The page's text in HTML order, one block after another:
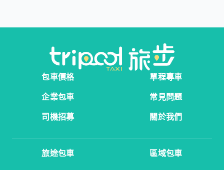
包車價格
單程專車
企業包車
常見問題
司機招募
關於我們
旅途包車 區域包車